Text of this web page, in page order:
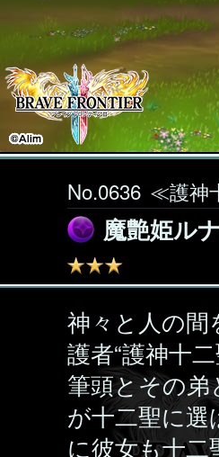
No.0636 ≪護神
魔艶姫ル
神々と人の間
護者“護神十
筆頭とその
が十二聖に
に彼女も十